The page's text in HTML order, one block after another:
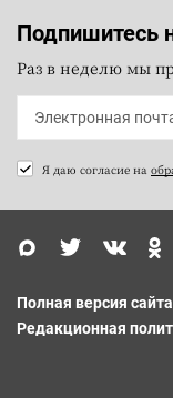
Подпишитесь
Раз в неделю мы
Я даю согласие на
Полная версия сайта
Редакционная